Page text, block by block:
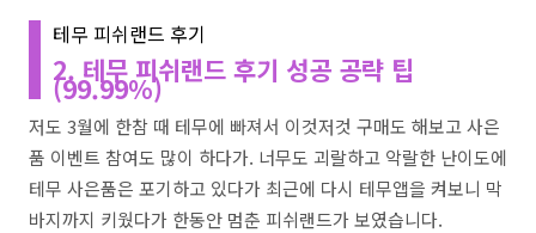
테무 피쉬랜드 후기
2. 테무 피쉬랜드 후기 성공 공략 팁
(99.99%)
저도 3월에 한참 때 테무에 빠져서 이것저것 구매도 해보고 사은
품 이벤트 참여도 많이 하다가. 너무도 괴랄하고 악랄한 난이도에
테무 사은품은 포기하고 있다가 최근에 다시 테무앱을 켜보니 막
바지까지 키웠다가 한동안 멈춘 피쉬랜드가 보였습니다.